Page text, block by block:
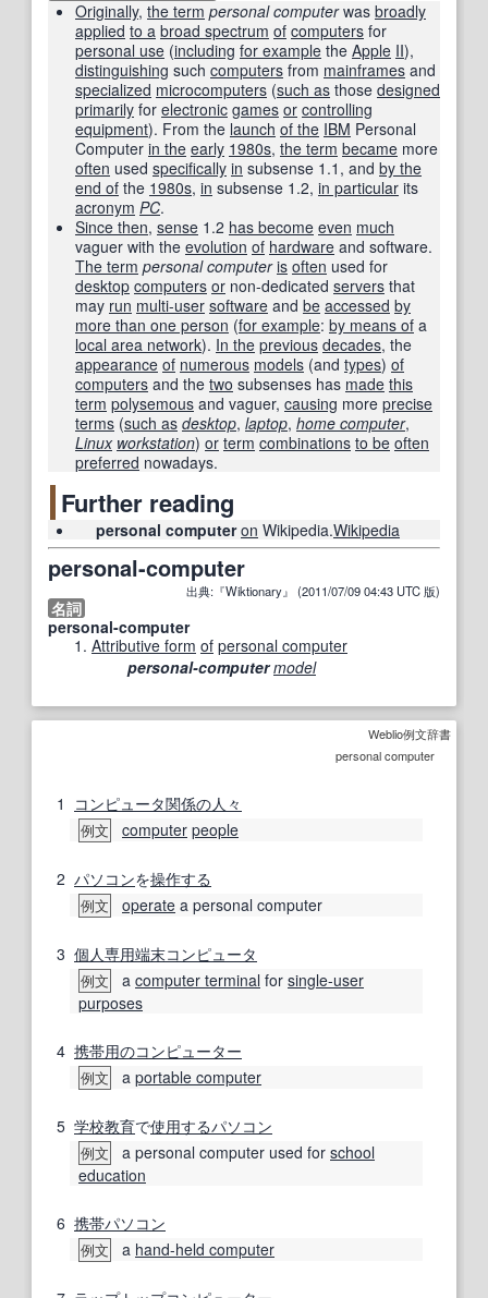
Originally, the term personal computerwas broadly
applied to a broad spectrum of computers for
personal use (including for example the Apple II),
distinguishing such computers from mainframes and
specialized microcomputers (such as those designed
primarily for electronic games or controlling
equipment). From the launch of the IBM Personal
Computer in the early 1980s, the term became more
often used specifically in subsense 1.1, and by the
end of the 1980s, in subsense 1.2, in particular its
acronym PC.
Since then, sense 1.2 has become even much
vaguer with the evolution of hardware and software.
The term personal computer is often used for
desktop computers or non-dedicated servers that
may run multi-user software and be accessed by
more than one person (for example: by means of a
local area network). In the previous decades, the
appearance of numerous models (and types) of
computers and the two subsenses has made this
term polysemous and vaguer, causing more precise
terms (such as desktop, laptop, home computer,
Linux workstation) or term combinations to be often
preferred nowadays.
Further reading
personal computer on Wikipedia.Wikipedia
personal-computer
出典:『Wiktionary』 (2011/07/09 04:43 UTC 版)
名詞
personal-computer
Attributive form of personal computer
personal-computer model
Weblio例文辞書
personal computer
1 コンピュータ関係の人々
例文 computer people
2 パソコンを操作する
例文 operate a personal computer
3 個人専用端末コンピュータ
例文 a computer terminal for single-user
purposes
4 携帯用のコンピューター
例文 a portable computer
5 学校教育で使用するパソコン
例文 a personal computer used for school
education
6 携帯パソコン
例文 a hand-held computer